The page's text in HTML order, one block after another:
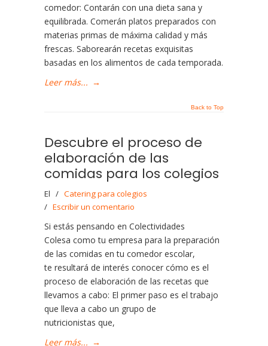
comedor: Contarán con una dieta sana y
equilibrada. Comerán platos preparados con
materias primas de máxima calidad y más
frescas. Saborearán recetas exquisitas
basadas en los alimentos de cada temporada.
Leer más... →
Back to Top
Descubre el proceso de
elaboración de las
comidas para los colegios
El / Catering para colegios
/ Escribir un comentario
Si estás pensando en Colectividades
Colesa como tu empresa para la preparación
de las comidas en tu comedor escolar,
te resultará de interés conocer cómo es el
proceso de elaboración de las recetas que
llevamos a cabo: El primer paso es el trabajo
que lleva a cabo un grupo de
nutricionistas que,
Leer más... →